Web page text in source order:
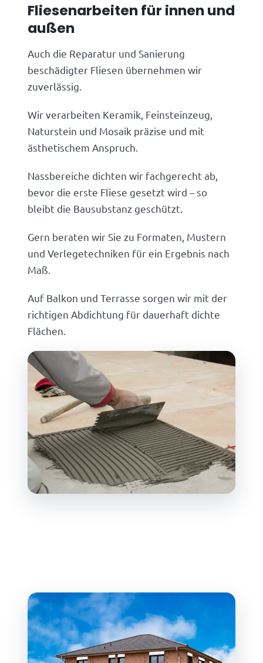
Fliesenarbeiten für innen und
außen
Auch die Reparatur und Sanierung
beschädigter Fliesen übernehmen wir
zuverlässig.
Wir verarbeiten Keramik, Feinsteinzeug,
Naturstein und Mosaik präzise und mit
ästhetischem Anspruch.
Nassbereiche dichten wir fachgerecht ab,
bevor die erste Fliese gesetzt wird – so
bleibt die Bausubstanz geschützt.
Gern beraten wir Sie zu Formaten, Mustern
und Verlegetechniken für ein Ergebnis nach
Maß.
Auf Balkon und Terrasse sorgen wir mit der
richtigen Abdichtung für dauerhaft dichte
Flächen.